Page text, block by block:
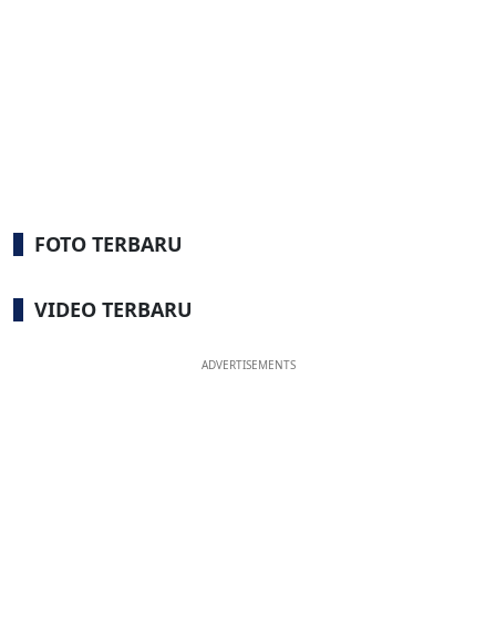
FOTO TERBARU
VIDEO TERBARU
ADVERTISEMENTS